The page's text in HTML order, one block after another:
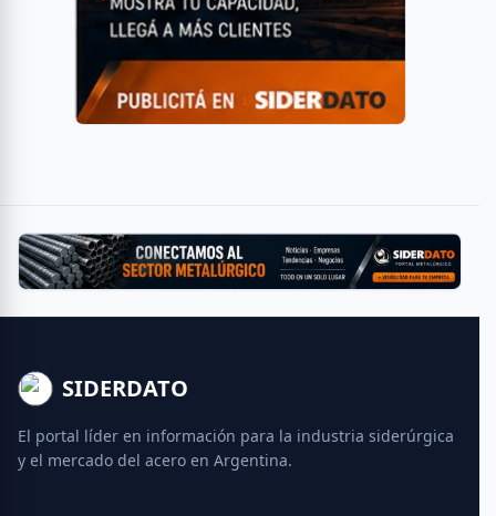
SIDERDATO
El portal líder en información para la industria siderúrgica
y el mercado del acero en Argentina.